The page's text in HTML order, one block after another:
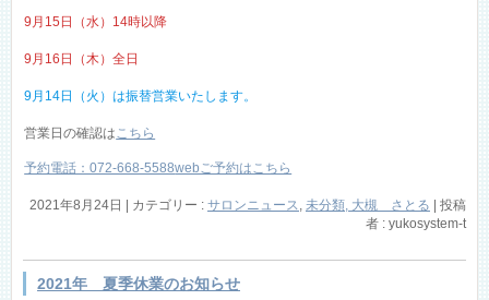
9月15日（水）14時以降
9月16日（木）全日
9月14日（火）は振替営業いたします。
営業日の確認はこちら
予約電話：072-668-5588webご予約はこちら
2021年8月24日 カテゴリー : サロンニュース, 未分類, 大槻 さとる
投稿
者 : yukosystem-t
2021年 夏季休業のお知らせ